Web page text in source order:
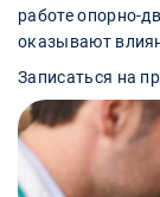
работе опорно-
оказывают
Записаться на